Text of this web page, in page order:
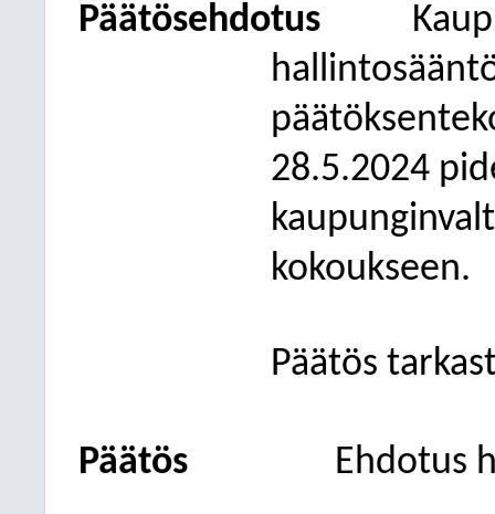
Päätösehdotus
28.5.2024
kokoukseen.
Päätös
Päätös Ehdotus